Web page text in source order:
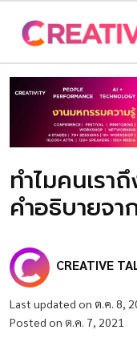
ทำไมคนเร
คำอธิบายจ
CREATIVE
Last updated on ต.ค. 8,
Posted on ต.ค. 7, 2021